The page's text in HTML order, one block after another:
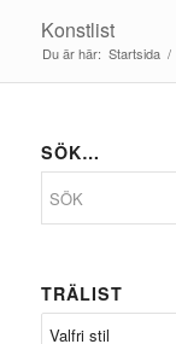
Konstlist
Du är här: Startsida /
SÖK…
TRÄLIST